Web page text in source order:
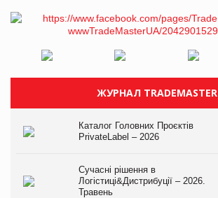
ЖУРНАЛ TRADEMASTER
Каталог Головних Проєктів
PrivateLabel – 2026
Сучасні рішення в
Логістиці&Дистрибуції – 2026.
Травень